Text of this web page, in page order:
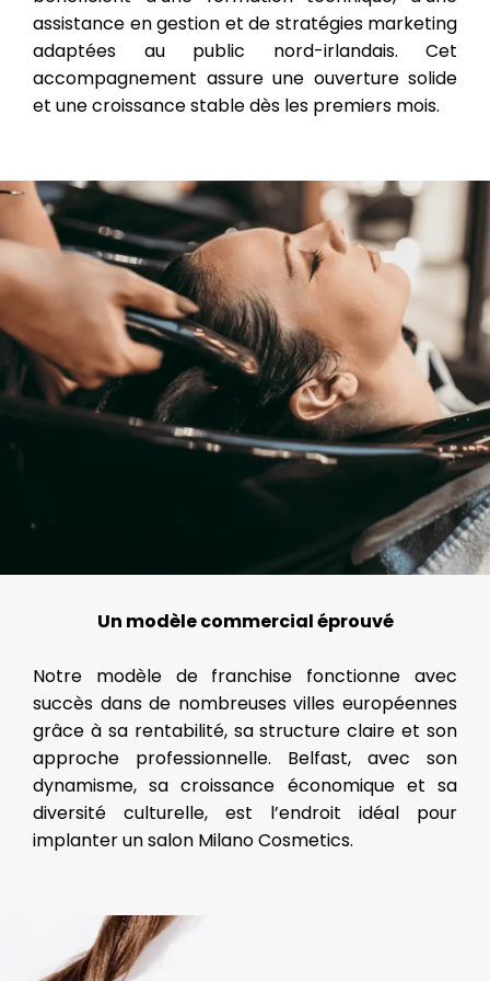
assistance en gestion et de stratégies marketing
adaptées au public nord-irlandais. Cet
accompagnement assure une ouverture solide
et une croissance stable dès les premiers mois.
Un modèle commercial éprouvé
Notre modèle de franchise fonctionne avec
succès dans de nombreuses villes européennes
grâce à sa rentabilité, sa structure claire et son
approche professionnelle. Belfast, avec son
dynamisme, sa croissance économique et sa
diversité culturelle, est l’endroit idéal pour
implanter un salon Milano Cosmetics.